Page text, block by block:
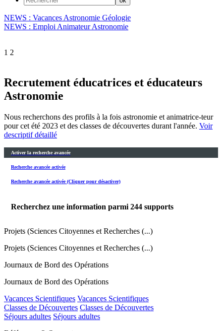
NEWS : Vacances Astronomie Géologie
NEWS : Emploi Animateur Astronomie
1 2
Recrutement éducatrices et éducateurs
Astronomie
Nous recherchons des profils à la fois astronomie et animatrice-teur
pour cet été 2023 et des classes de découvertes durant l'année. Voir
descriptif détaillé
Activer la recherche avancée
Recherche avancée activée
Recherche avancée activée (Cliquer pour désactiver)
Recherchez une information parmi 244 supports
Projets (Sciences Citoyennes et Recherches (...)
Projets (Sciences Citoyennes et Recherches (...)
Journaux de Bord des Opérations
Journaux de Bord des Opérations
Vacances Scientifiques Vacances Scientifiques
Classes de Découvertes Classes de Découvertes
Séjours adultes Séjours adultes